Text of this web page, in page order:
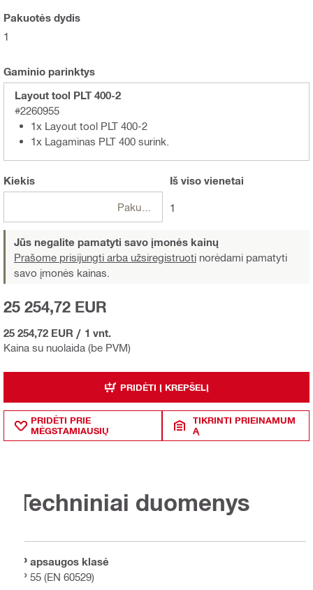
Pakuotės dydis
1
Gaminio parinktys
Layout tool PLT 400-2
#2260955
1x Layout tool PLT 400-2
1x Lagaminas PLT 400 surink.
Kiekis
Pakuotės
Iš visovienetai
1
Jūs negalite pamatyti savo įmonės kainų
Prašome prisijungti arba užsiregistruoti norėdami pamatyti
savo įmonės kainas.
Kaina su nuolaida (be PVM)
25 254,72 EUR
25 254,72 EUR / 1 vnt.
PRIDĖTI Į KREPŠELĮ
PRIDĖTI PRIE
MĖGSTAMIAUSIŲ
TIKRINTI PRIEINAMUM
Ą
Techniniai duomenys
IP apsaugos klasė
IP 55 (EN 60529)